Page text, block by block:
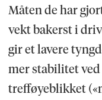
Måten de har
vekt bakerst i
gir et lavere
mer stabilitet
trefføyeblikket